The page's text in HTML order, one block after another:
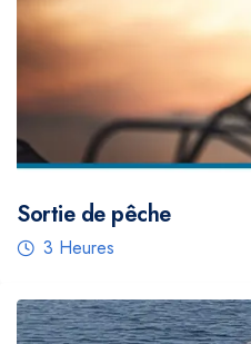
Sortie de pêche
3 Heures